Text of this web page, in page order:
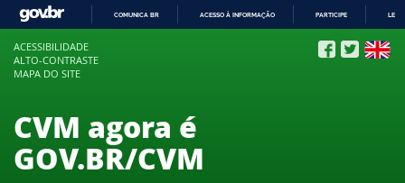
COMUNICA BR ACESSO À INFORMAÇÃO PARTICIPE
ACESSIBILIDADE
ALTO-CONTRASTE
MAPA DO SITE
CVM agora é
GOV.BR/CVM